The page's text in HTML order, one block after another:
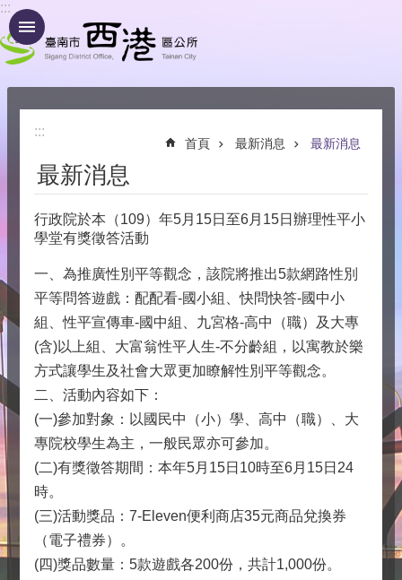
跳到主要內容區塊
:::
:::
首頁 最新消息 最新消息
最新消息
行政院於本（109）年5月15日至6月15日辦理性平小
學堂有獎徵答活動
一、為推廣性別平等觀念，該院將推出5款網路性別
平等問答遊戲：配配看-國小組、快問快答-國中小
組、性平宣傳車-國中組、九宮格-高中（職）及大專
(含)以上組、大富翁性平人生-不分齡組，以寓教於樂
方式讓學生及社會大眾更加瞭解性別平等觀念。
二、活動內容如下：
(一)參加對象：以國民中（小）學、高中（職）、大
專院校學生為主，一般民眾亦可參加。
(二)有獎徵答期間：本年5月15日10時至6月15日24
時。
(三)活動獎品：7-Eleven便利商店35元商品兌換券
（電子禮券）。
(四)獎品數量：5款遊戲各200份，共計1,000份。